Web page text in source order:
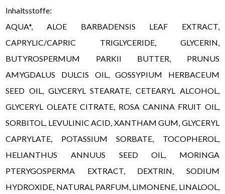
Inhaltsstoffe:
AQUA*, ALOE BARBADENSIS LEAF EXTRACT,
CAPRYLIC/CAPRIC TRIGLYCERIDE, GLYCERIN,
BUTYROSPERMUM PARKII BUTTER, PRUNUS
AMYGDALUS DULCIS OIL, GOSSYPIUM HERBACEUM
SEED OIL, GLYCERYL STEARATE, CETEARYL ALCOHOL,
GLYCERYL OLEATE CITRATE, ROSA CANINA FRUIT OIL,
SORBITOL, LEVULINIC ACID, XANTHAM GUM, GLYCERYL
CAPRYLATE, POTASSIUM SORBATE, TOCOPHEROL,
HELIANTHUS ANNUUS SEED OIL, MORINGA
PTERYGOSPERMA EXTRACT, DEXTRIN, SODIUM
HYDROXIDE, NATURAL PARFUM, LIMONENE, LINALOOL,